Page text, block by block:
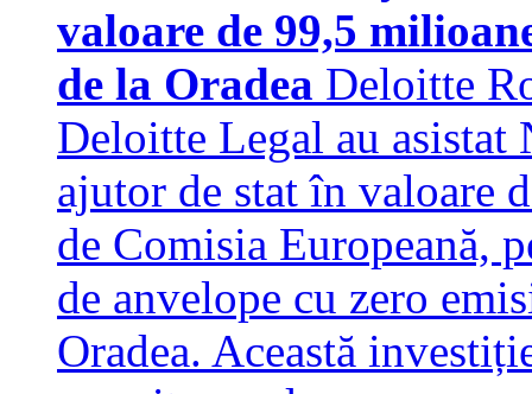
valoare de 99,5
de la Oradea Deloitte
Deloitte Legal au asistat
ajutor de stat în valoare
de Comisia Europeană,
de anvelope cu zero
Oradea. Această